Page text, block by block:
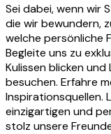
Sei dabei, wenn wir
die wir bewundern,
welche persönliche
Begleite uns zu
Kulissen blicken und
besuchen. Erfahre
Inspirationsquellen.
einzigartigen und
stolz unsere